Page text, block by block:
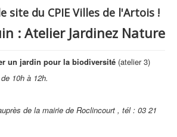
site du CPIE Villes de l'Artois !
: Atelier Jardinez Nature
un jardin pour la biodiversité (atelier 3)
de 10h à 12h.
de la mairie de Roclincourt , tél : 03 21